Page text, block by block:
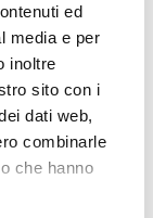
ed
media e per
inoltre
sito con i
dati web,
combinarle
che hanno
HACH
Generale